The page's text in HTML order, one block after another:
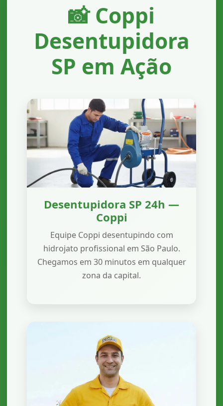
📸 Coppi
Desentupidora
SP em Ação
Desentupidora SP 24h —
Coppi
Equipe Coppi desentupindo com
hidrojato profissional em São Paulo.
Chegamos em 30 minutos em qualquer
zona da capital.